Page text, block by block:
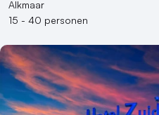
Alkmaar
15 - 40 personen